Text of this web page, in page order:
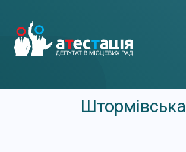
Штормівська